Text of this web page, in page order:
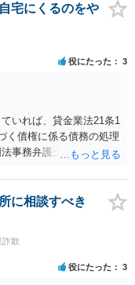
宅にくるのをや
役にたった 3
いれば、貸金業法21条1
債権に係る債務の処理
事務弁護士共同法人若
必要な裁判所における
判所から書面によりそ
がないのに、債務者等
ファクシミリ装置を用
務を弁済することを要
よう求められたにもか
に相談すべき
詐欺
役にたった 3